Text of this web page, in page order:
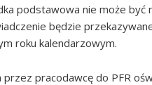
podstawowa nie może
będzie
roku kalendarzowym.
przez pracodawcę do PFR